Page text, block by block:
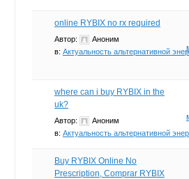
online RYBIX no rx required
Автор:
Аноним
в: Актуальность альтернативной
where can i buy RYBIX in the
uk?
Автор:
Аноним
в: Актуальность альтернативной
Buy RYBIX Online No
Prescription, Comprar RYBIX